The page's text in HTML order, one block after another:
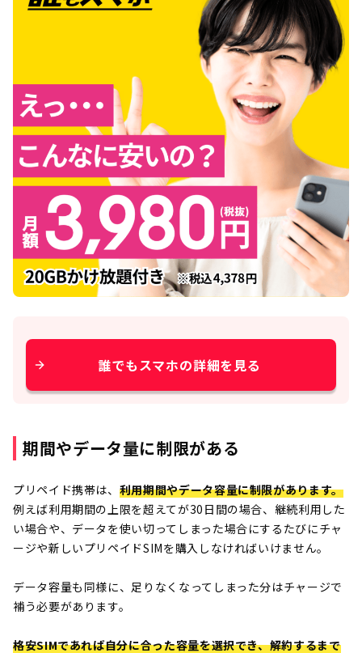
誰でもスマホの詳細を見る
期間やデータ量に制限がある
プリペイド携帯は、 利用期間やデータ容量に制限があります。
例えば利用期間の上限を超えてが30日間の場合、継続利用した
い場合や、データを使い切ってしまった場合にするたびにチャ
ージや新しいプリペイドSIMを購入しなければいけません。
データ容量も同様に、足りなくなってしまった分はチャージで
補う必要があります。
格安SIMであれば自分に合った容量を選択でき、解約するまで